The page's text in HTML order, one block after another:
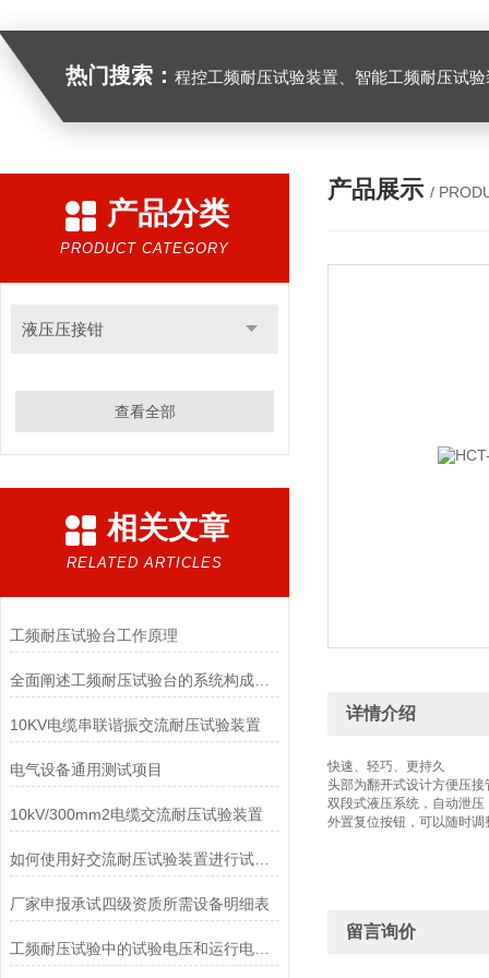
热门搜索： 程控工频耐压试验装置、智能工频耐压试验装置、工频耐压试验装置、工频耐压试验仪、工频耐压试验台、高压耐压试
产品分类
PRODUCT CATEGORY
液压压接钳
查看全部
相关文章
RELATED ARTICLES
工频耐压试验台工作原理
全面阐述工频耐压试验台的系统构成与标准化操作维修规程
10KV电缆串联谐振交流耐压试验装置
电气设备通用测试项目
10kV/300mm2电缆交流耐压试验装置
如何使用好交流耐压试验装置进行试验呢？
厂家申报承试四级资质所需设备明细表
工频耐压试验中的试验电压和运行电压的区别
产品展示 /
详情介绍
快速、轻巧、更持久
头部为翻开式设计方便压
双段式液压系统，自动泄压
外置复位按钮，可以随时调
留言询价